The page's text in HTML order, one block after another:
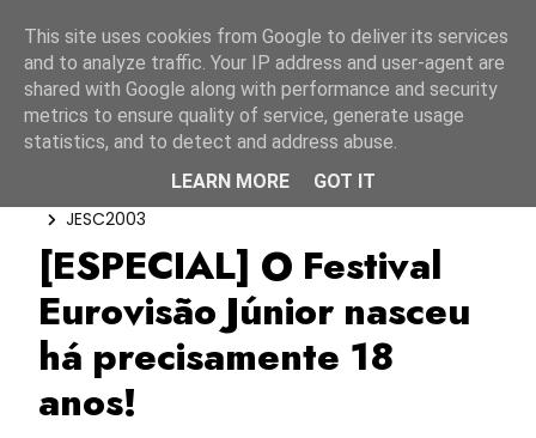
Festival Eurovisão Júnior
JESC2003
[ESPECIAL] O Festival
Eurovisão Júnior nasceu
há precisamente 18
anos!
This site uses cookies from Google to deliver its services
and to analyze traffic. Your IP address and user-agent are
shared with Google along with performance and security
metrics to ensure quality of service, generate usage
statistics, and to detect and address abuse.
LEARN MORE
GOT IT